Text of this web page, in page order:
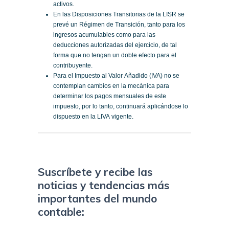
activos.
En las Disposiciones Transitorias de la LISR se
prevé un Régimen de Transición, tanto para los
ingresos acumulables como para las
deducciones autorizadas del ejercicio, de tal
forma que no tengan un doble efecto para el
contribuyente.
Para el Impuesto al Valor Añadido (IVA) no se
contemplan cambios en la mecánica para
determinar los pagos mensuales de este
impuesto, por lo tanto, continuará aplicándose lo
dispuesto en la LIVA vigente.